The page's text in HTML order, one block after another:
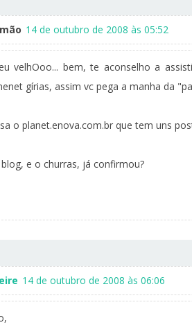
14 de outubro de 2008 às 05:52
velhOoo... bem, te aconselho a
gírias, assim vc pega a manha da
o planet.enova.com.br que tem uns
e o churras, já confirmou?
14 de outubro de 2008 às 06:06